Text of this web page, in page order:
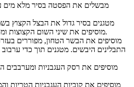
מוסיפים את שיני השום הקצוצות ומטגנים יחד עוד 2 דקות.
התבלינים היבשים. מטגנים תוך כדי